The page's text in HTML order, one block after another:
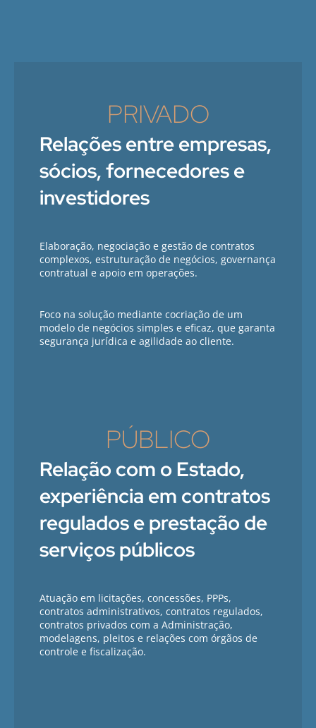
PRIVADO
Relações entre empresas,
sócios, fornecedores e
investidores
Elaboração, negociação e gestão de contratos
complexos, estruturação de negócios, governança
contratual e apoio em operações.
Foco na solução mediante cocriação de um
modelo de negócios simples e eficaz, que garanta
segurança jurídica e agilidade ao cliente.
PÚBLICO
Relação com o Estado,
experiência em contratos
regulados e prestação de
serviços públicos
Atuação em licitações, concessões, PPPs,
contratos administrativos, contratos regulados,
contratos privados com a Administração,
modelagens, pleitos e relações com órgãos de
controle e fiscalização.